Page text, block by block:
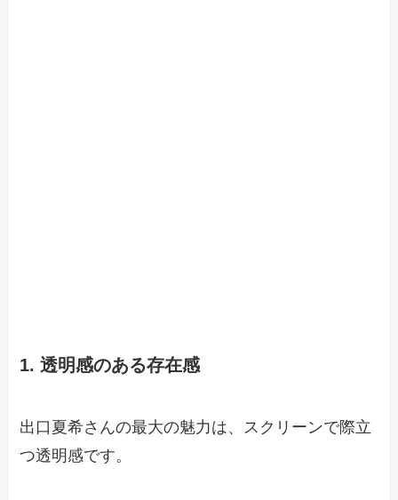
1. 透明感のある存在感
出口夏希さんの最大の魅力は、スクリーンで際立
つ透明感です。